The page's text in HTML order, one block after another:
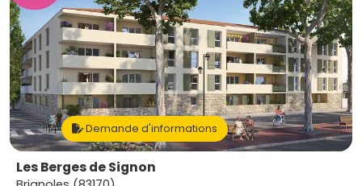
Demande d'informations
Les Berges de Signon